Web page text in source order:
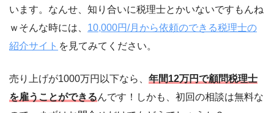
います。なんせ、知り合いに税理士とかいないですもんね
ｗそんな時には、 10,000円/月から依頼のできる税理士の
紹介サイト を見てみてください。
売り上げが1000万円以下なら、 年間12万円で顧問税理士
を雇うことができるんです！しかも、初回の相談は無料な